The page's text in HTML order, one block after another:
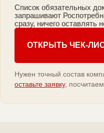
Список обязательных
запрашивают
сразу, ничего оставлять
ОТКРЫТЬ ЧЕК-
Нужен точный состав
оставьте заявку,